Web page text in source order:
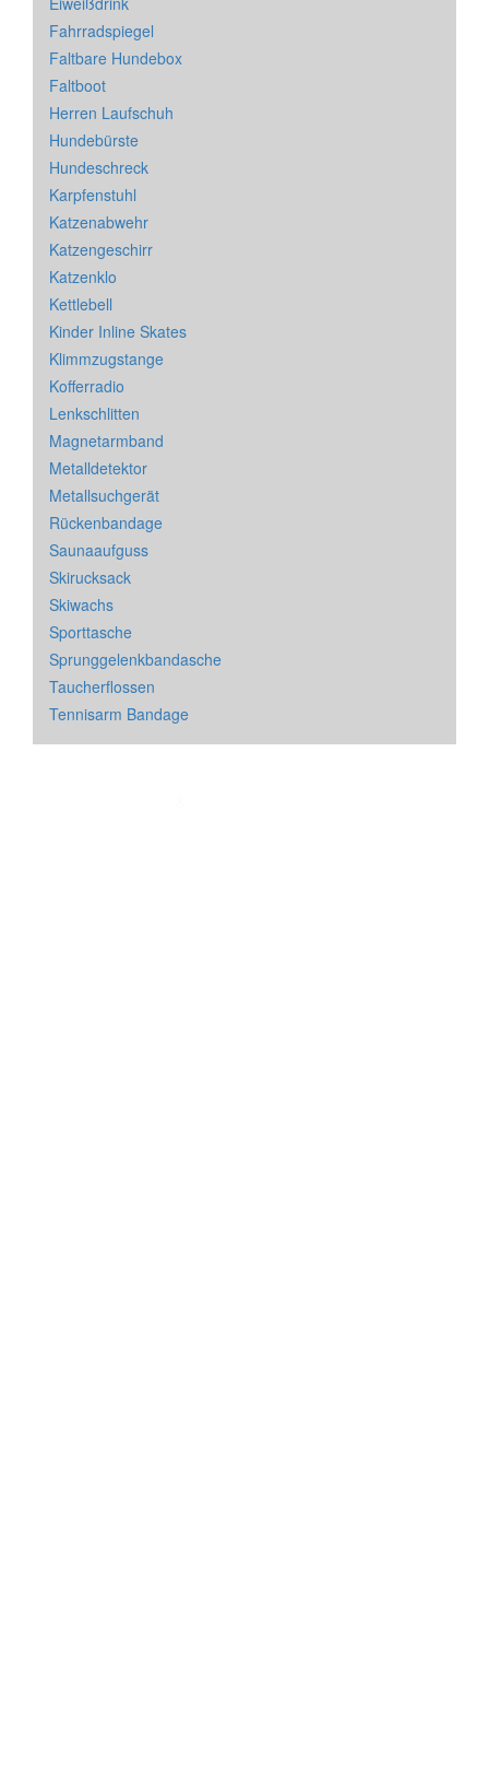
Fahrradspiegel
Faltbare Hundebox
Faltboot
Herren Laufschuh
Hundebürste
Hundeschreck
Karpfenstuhl
Katzenabwehr
Katzengeschirr
Katzenklo
Kettlebell
Kinder Inline Skates
Klimmzugstange
Kofferradio
Lenkschlitten
Magnetarmband
Metalldetektor
Metallsuchgerät
Rückenbandage
Saunaaufguss
Skirucksack
Skiwachs
Sporttasche
Sprunggelenkbandasche
Taucherflossen
Tennisarm Bandage